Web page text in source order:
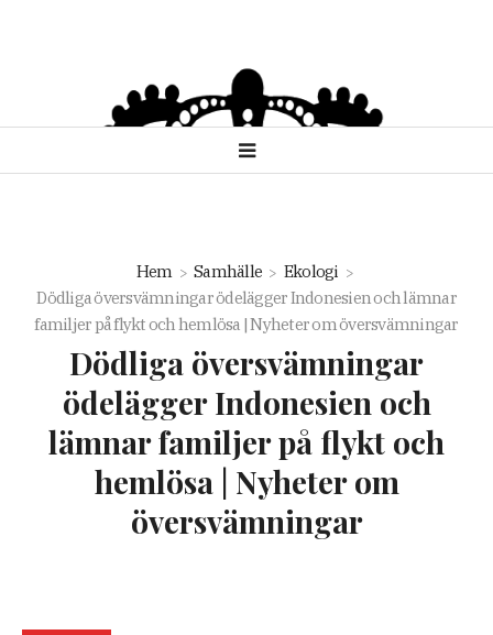
Hem Samhälle
Ekologi
Dödliga översvämningar ödelägger Indonesien och lämnar
familjer på flykt och hemlösa | Nyheter om översvämningar
Dödliga översvämningar
ödelägger Indonesien och
lämnar familjer på flykt och
hemlösa | Nyheter om
översvämningar